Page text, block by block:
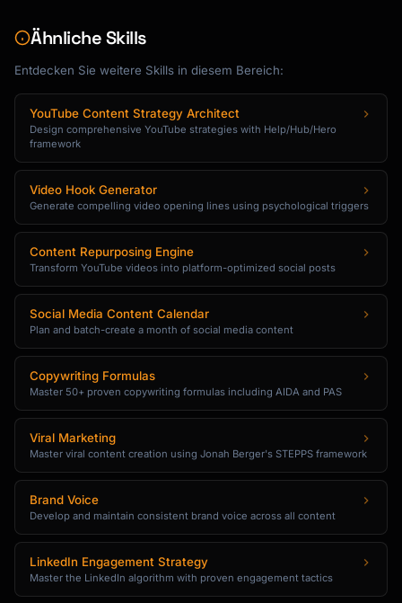
Ähnliche Skills
Entdecken Sie weitere Skills in diesem Bereich:
YouTube Content Strategy Architect
Design comprehensive YouTube strategies with Help/Hub/Hero
framework
Video Hook Generator
Generate compelling video opening lines using psychological triggers
Content Repurposing Engine
Transform YouTube videos into platform-optimized social posts
Social Media Content Calendar
Plan and batch-create a month of social media content
Copywriting Formulas
Master 50+ proven copywriting formulas including AIDA and PAS
Viral Marketing
Master viral content creation using Jonah Berger's STEPPS framework
Brand Voice
Develop and maintain consistent brand voice across all content
LinkedIn Engagement Strategy
Master the LinkedIn algorithm with proven engagement tactics